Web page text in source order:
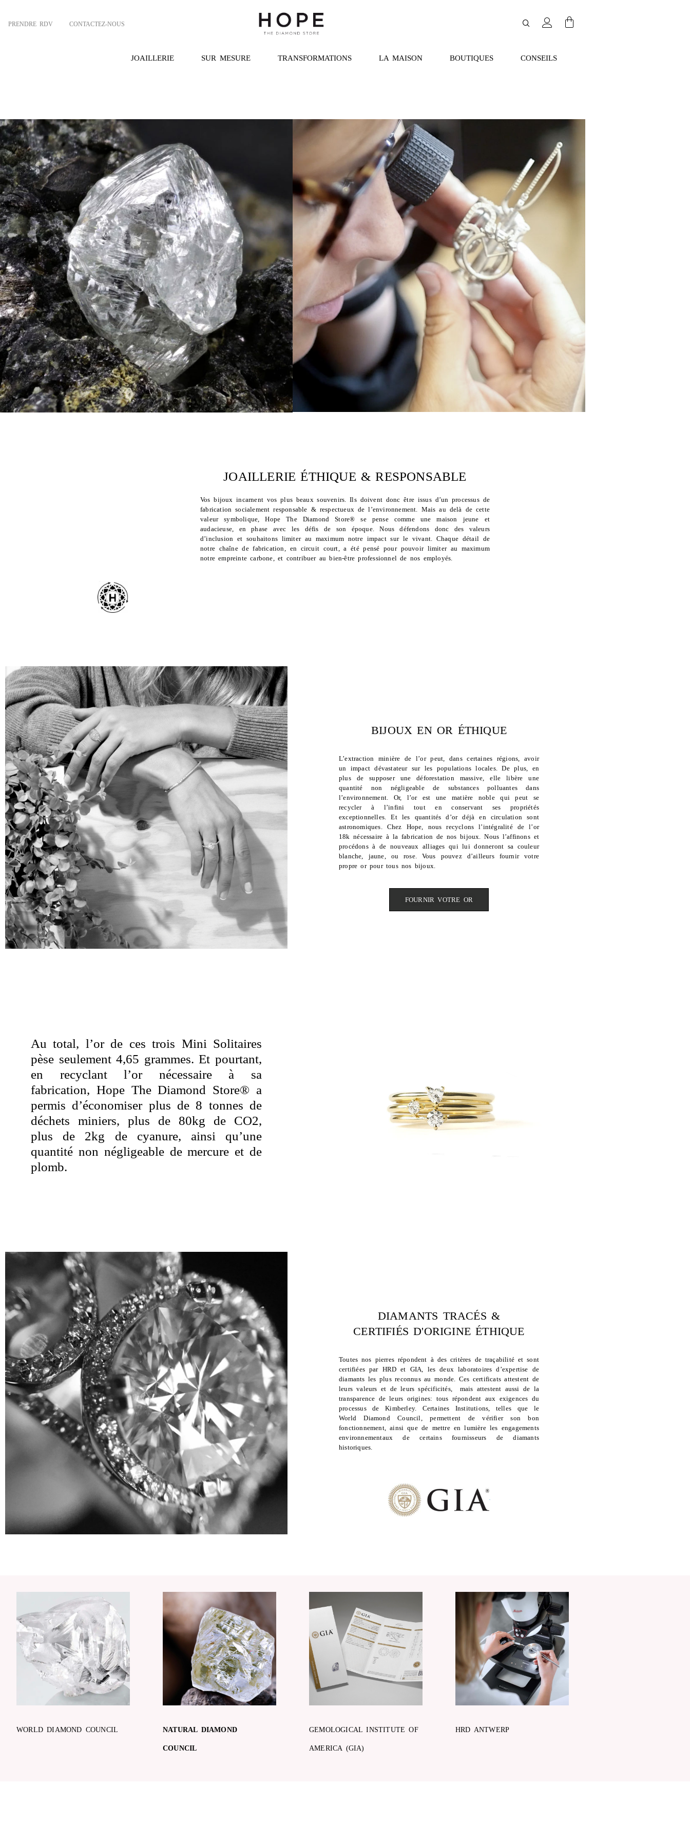
PRENDRE RDV CONTACTEZ-NOUS
JOAILLERIE SUR MESURE TRANSFORMATIONS LA MAISON BOUTIQUES CONSEILS
JOAILLERIE ÉTHIQUE & RESPONSABLE
Vos bijoux incarnent vos plus beaux souvenirs. Ils doivent donc être issus d’un processus de
fabrication socialement responsable & respectueux de l’environnement. Mais au delà de cette
valeur symbolique, Hope The Diamond Store® se pense comme une maison jeune et
audacieuse, en phase avec les défis de son époque. Nous défendons donc des valeurs
d’inclusion et souhaitons limiter au maximum notre impact sur le vivant. Chaque détail de
notre chaîne de fabrication, en circuit court, a été pensé pour pouvoir limiter au maximum
notre empreinte carbone, et contribuer au bien-être professionnel de nos employés.
BIJOUX EN OR ÉTHIQUE
L’extraction minière de l’or peut, dans certaines régions, avoir
un impact dévastateur sur les populations locales. De plus, en
plus de supposer une déforestation massive, elle libère une
quantité non négligeable de substances polluantes dans
l’environnement. Or, l’or est une matière noble qui peut se
recycler à l’infini tout en conservant ses propriétés
exceptionnelles. Et les quantités d’or déjà en circulation sont
astronomiques. Chez Hope, nous recyclons l’intégralité de l’or
18k nécessaire à la fabrication de nos bijoux. Nous l’affinons et
procédons à de nouveaux alliages qui lui donneront sa couleur
blanche, jaune, ou rose. Vous pouvez d’ailleurs fournir votre
propre or pour tous nos bijoux.
FOURNIR VOTRE OR
Au total, l’or de ces trois Mini Solitaires
pèse seulement 4,65 grammes. Et pourtant,
en recyclant l’or nécessaire à sa
fabrication, Hope The Diamond Store® a
permis d’économiser plus de 8 tonnes de
déchets miniers, plus de 80kg de CO2,
plus de 2kg de cyanure, ainsi qu’une
quantité non négligeable de mercure et de
plomb.
DIAMANTS TRACÉS &
CERTIFIÉS D'ORIGINE ÉTHIQUE
Toutes nos pierres répondent à des critères de traçabilité et sont
certifiées par HRD et GIA, les deux laboratoires d’expertise de
diamants les plus reconnus au monde. Ces certificats attestent de
leurs valeurs et de leurs spécificités, mais attestent aussi de la
transparence de leurs origines: tous répondent aux exigences du
processus de Kimberley. Certaines Institutions, telles que le
World Diamond Council, permettent de vérifier son bon
fonctionnement, ainsi que de mettre en lumière les engagements
environnementaux de certains fournisseurs de diamants
historiques.
WORLD DIAMOND COUNCIL NATURAL DIAMOND
COUNCIL
GEMOLOGICAL INSTITUTE OF
AMERICA (GIA)
HRD ANTWERP